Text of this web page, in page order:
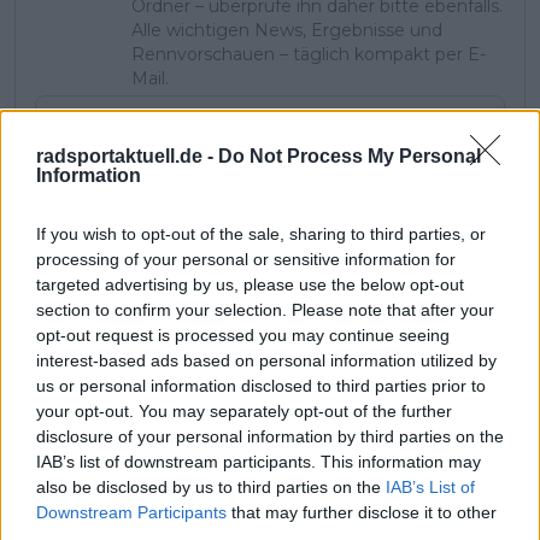
radsportaktuell.de - Do Not Process My Personal
Information
If you wish to opt-out of the sale, sharing to third parties, or
processing of your personal or sensitive information for
targeted advertising by us, please use the below opt-out
section to confirm your selection. Please note that after your
opt-out request is processed you may continue seeing
interest-based ads based on personal information utilized by
us or personal information disclosed to third parties prior to
your opt-out. You may separately opt-out of the further
disclosure of your personal information by third parties on the
IAB’s list of downstream participants. This information may
also be disclosed by us to third parties on the IAB’s List of
Downstream Participants that may further disclose it to other
Ordner – überprüfe ihn daher bitte ebenfalls.
Alle wichtigen News, Ergebnisse und
Rennvorschauen – täglich kompakt per E-
Mail.
Pascal Michiels
SEO-Manager, Sportjournalist und Editor-in-chief
In meiner Nachbarschaft wuchs man mit der Tour de
France auf. Sie war überall – es waren die letzten großen
Jahre von Eddy Merckx. Wir waren Kinder, trugen Trikots
und spielten die gesamte Rundfahrt nach. Zwei Brücken
wurden zu unseren „Bergen“, und wir rasten über
Straßen, als Autos noch nicht den Ton angaben. Mit 13
Jahren war mein Herz endgültig dem Radsport verfallen.
In einem Urlaub in Frankreich durfte ich nach langem
Drängen eine echte Bergetappe fahren – mit meinem